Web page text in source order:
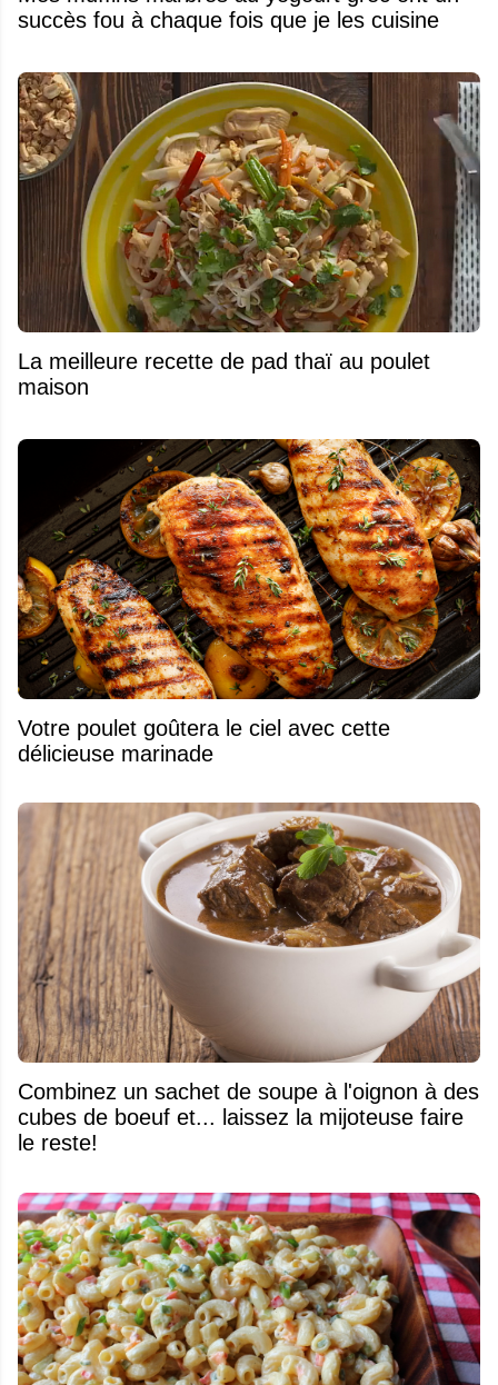
succès fou à chaque fois que je les cuisine
La meilleure recette de pad thaï au poulet
maison
Votre poulet goûtera le ciel avec cette
délicieuse marinade
Combinez un sachet de soupe à l'oignon à des
cubes de boeuf et... laissez la mijoteuse faire
le reste!